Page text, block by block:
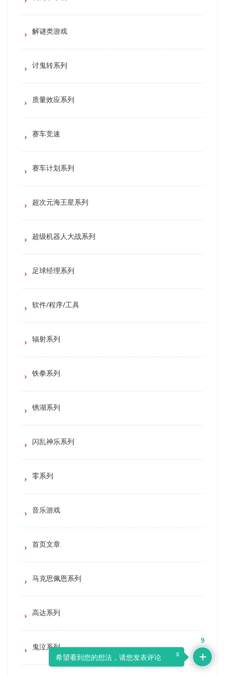
解谜类游戏
讨鬼转系列
质量效应系列
赛车竞速
赛车计划系列
超次元海王星系列
超级机器人大战系列
足球经理系列
软件/程序/工具
辐射系列
铁拳系列
锈湖系列
闪乱神乐系列
零系列
音乐游戏
首页文章
马克思佩恩系列
高达系列
鬼泣系列
9
希望看到您的想法，请您发表评论 x